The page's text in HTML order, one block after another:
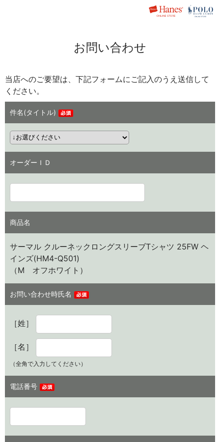
お問い合わせ
当店へのご要望は、下記フォームにご記入のうえ送信して
ください。
件名(タイトル)
オーダーＩＤ
商品名
サーマル クルーネックロングスリーブTシャツ 25FW ヘ
インズ(HM4-Q501)
（M オフホワイト）
お問い合わせ時氏名
［姓］
［名］
（全角で入力してください）
電話番号